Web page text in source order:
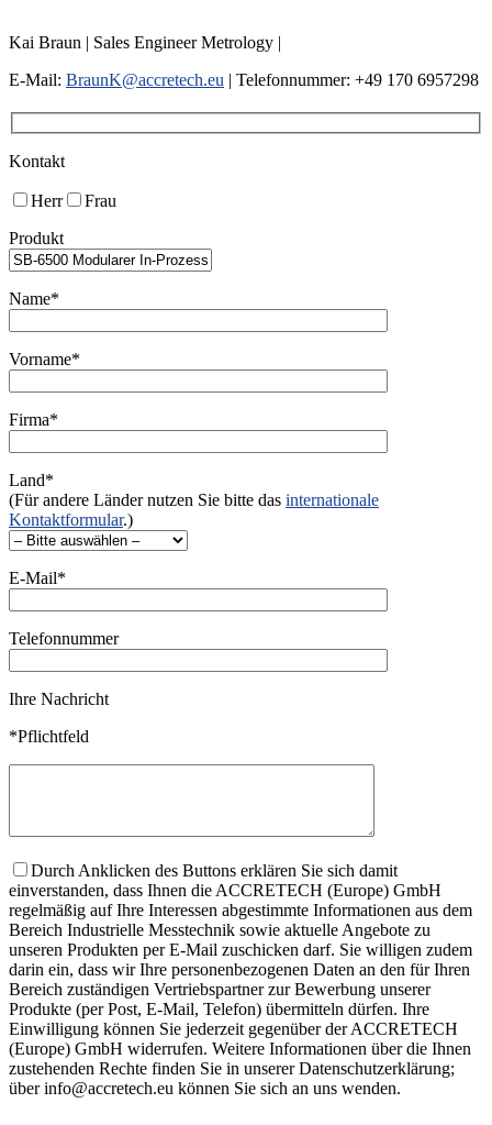
Kai Braun | Sales Engineer Metrology |
E-Mail: BraunK@accretech.eu | Telefonnummer: +49 170 6957298
Kontakt
Herr
Frau
Produkt
Name*
Vorname*
Firma*
Land*
(Für andere Länder nutzen Sie bitte das internationale
Kontaktformular.)
E-Mail*
Telefonnummer
Ihre Nachricht
*Pflichtfeld
Durch Anklicken des Buttons erklären Sie sich damit
einverstanden, dass Ihnen die ACCRETECH (Europe) GmbH
regelmäßig auf Ihre Interessen abgestimmte Informationen aus dem
Bereich Industrielle Messtechnik sowie aktuelle Angebote zu
unseren Produkten per E-Mail zuschicken darf. Sie willigen zudem
darin ein, dass wir Ihre personenbezogenen Daten an den für Ihren
Bereich zuständigen Vertriebspartner zur Bewerbung unserer
Produkte (per Post, E-Mail, Telefon) übermitteln dürfen. Ihre
Einwilligung können Sie jederzeit gegenüber der ACCRETECH
(Europe) GmbH widerrufen. Weitere Informationen über die Ihnen
zustehenden Rechte finden Sie in unserer Datenschutzerklärung;
über info@accretech.eu können Sie sich an uns wenden.